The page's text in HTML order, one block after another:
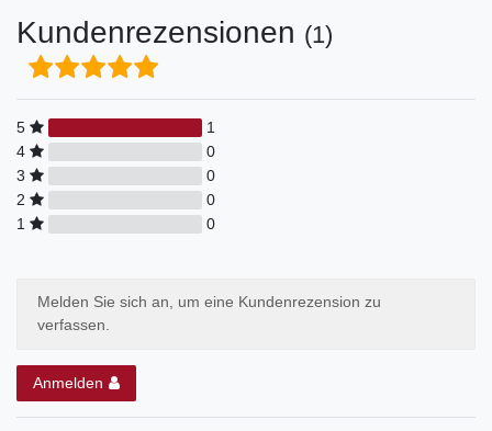
Kundenrezensionen (1)
5
1
4
0
3
0
2
0
1
0
Melden Sie sich an, um eine Kundenrezension zu
verfassen.
Anmelden